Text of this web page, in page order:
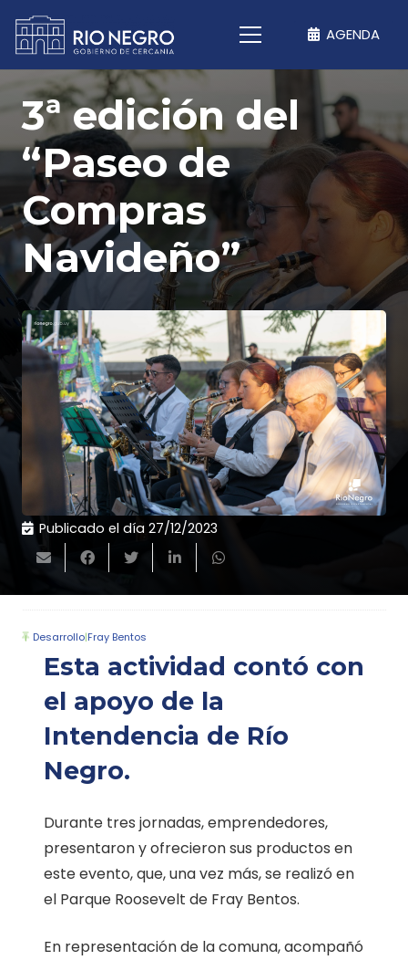
AGENDA
3ª edición del
“Paseo de
Compras
Navideño”
Publicado el día 27/12/2023
Desarrollo|Fray Bentos
Esta actividad contó con
el apoyo de la
Intendencia de Río
Negro.
Durante tres jornadas, emprendedores,
presentaron y ofrecieron sus productos en
este evento, que, una vez más, se realizó en
el Parque Roosevelt de Fray Bentos.
En representación de la comuna, acompañó